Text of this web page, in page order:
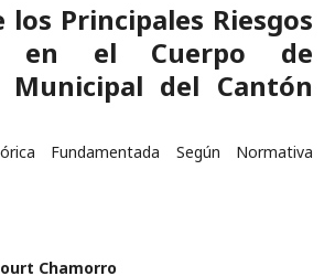
los Principales Riesgos
en el Cuerpo de
Municipal del Cantón
Fundamentada Según Normativa
Chamorro